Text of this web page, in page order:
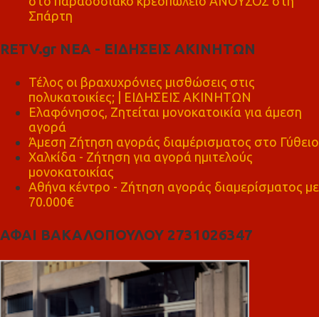
Σπάρτη
RETV.gr ΝΕΑ - ΕΙΔΗΣΕΙΣ ΑΚΙΝΗΤΩΝ
Τέλος οι βραχυχρόνιες μισθώσεις στις
πολυκατοικίες; | ΕΙΔΗΣΕΙΣ ΑΚΙΝΗΤΩΝ
Ελαφόνησος, Ζητείται μονοκατοικία για άμεση
αγορά
Άμεση Ζήτηση αγοράς διαμέρισματος στο Γύθειο
Χαλκίδα - Ζήτηση για αγορά ημιτελούς
μονοκατοικίας
Αθήνα κέντρο - Ζήτηση αγοράς διαμερίσματος με
70.000€
ΑΦΑΙ ΒΑΚΑΛΟΠΟΥΛΟΥ 2731026347